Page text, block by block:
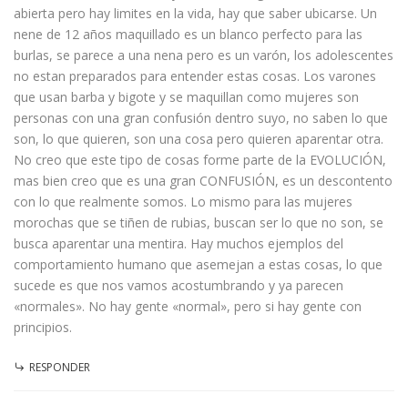
abierta pero hay limites en la vida, hay que saber ubicarse. Un
nene de 12 años maquillado es un blanco perfecto para las
burlas, se parece a una nena pero es un varón, los adolescentes
no estan preparados para entender estas cosas. Los varones
que usan barba y bigote y se maquillan como mujeres son
personas con una gran confusión dentro suyo, no saben lo que
son, lo que quieren, son una cosa pero quieren aparentar otra.
No creo que este tipo de cosas forme parte de la EVOLUCIÓN,
mas bien creo que es una gran CONFUSIÓN, es un descontento
con lo que realmente somos. Lo mismo para las mujeres
morochas que se tiñen de rubias, buscan ser lo que no son, se
busca aparentar una mentira. Hay muchos ejemplos del
comportamiento humano que asemejan a estas cosas, lo que
sucede es que nos vamos acostumbrando y ya parecen
«normales». No hay gente «normal», pero si hay gente con
principios.
RESPONDER